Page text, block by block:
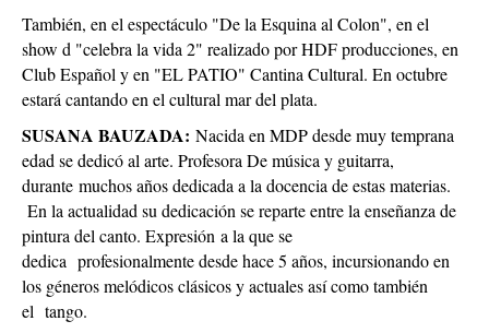
También, en el espectáculo "De la Esquina al Colon", en el
show d "celebra la vida 2" realizado por HDF producciones, en
Club Español y en "EL PATIO" Cantina Cultural. En octubre
estará cantando en el cultural mar del plata.
SUSANA BAUZADA: Nacida en MDP desde muy temprana
edad se dedicó al arte. Profesora De música y guitarra,
durante muchos años dedicada a la docencia de estas materias.
En la actualidad su dedicación se reparte entre la enseñanza de
pintura del canto. Expresión a la que se
dedica profesionalmente desde hace 5 años, incursionando en
los géneros melódicos clásicos y actuales así como también
el tango.